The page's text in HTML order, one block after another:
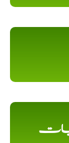
جات